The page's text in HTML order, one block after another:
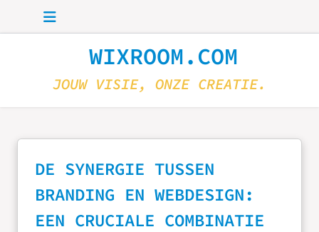
Skip to main content
WIXROOM.COM
JOUW VISIE, ONZE CREATIE.
DE SYNERGIE TUSSEN
BRANDING EN WEBDESIGN:
EEN CRUCIALE COMBINATIE